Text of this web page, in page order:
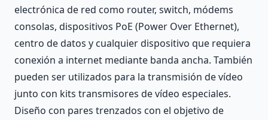
electrónica de red como router, switch, módems
consolas, dispositivos PoE (Power Over Ethernet),
centro de datos y cualquier dispositivo que requiera
conexión a internet mediante banda ancha. También
pueden ser utilizados para la transmisión de vídeo
junto con kits transmisores de vídeo especiales.
Diseño con pares trenzados con el objetivo de